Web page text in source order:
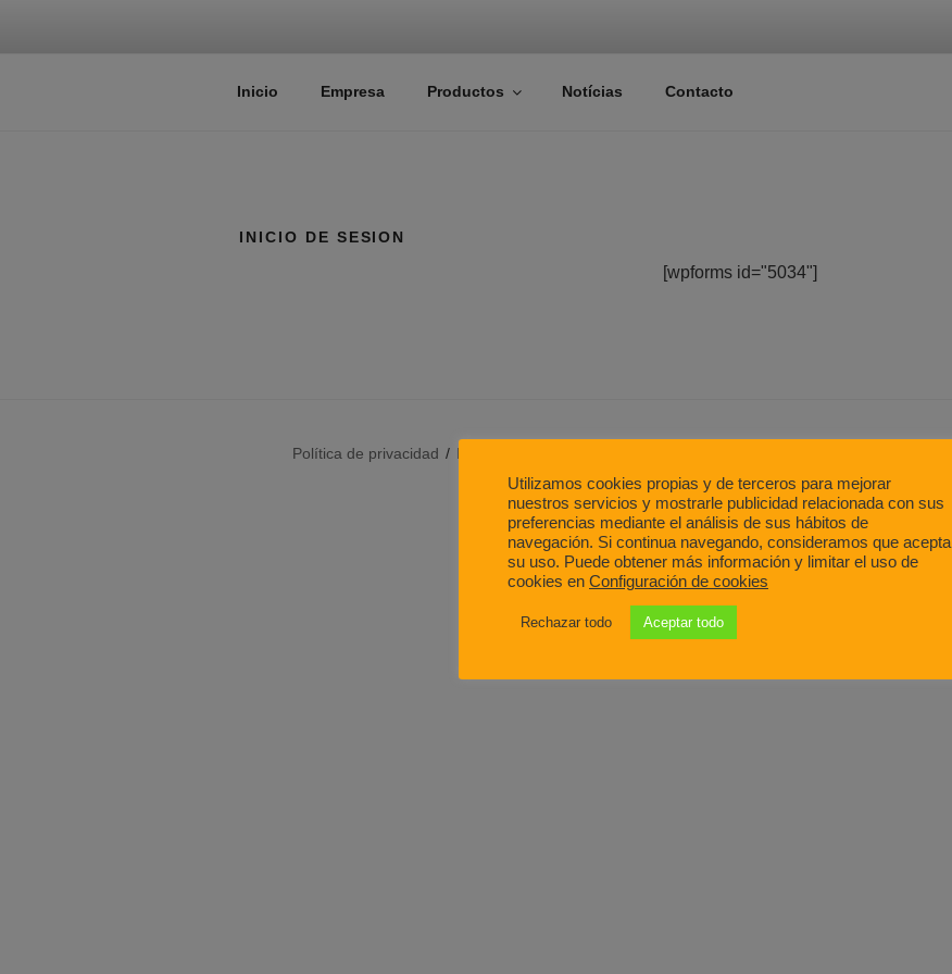
TALLERES DISVAL
Fabricante de maquinaria para panadería
Inicio Empresa Productos Notícias Contacto
INICIO DE SESION
[wpforms id="5034"]
Política de privacidad
Funciona gracias a WordPress
Utilizamos cookies propias y de terceros para mejorar
nuestros servicios y mostrarle publicidad relacionada con sus
preferencias mediante el análisis de sus hábitos de
navegación. Si continua navegando, consideramos que acepta
su uso. Puede obtener más información y limitar el uso de
cookies en Configuración de cookies
Rechazar todo Aceptar todo